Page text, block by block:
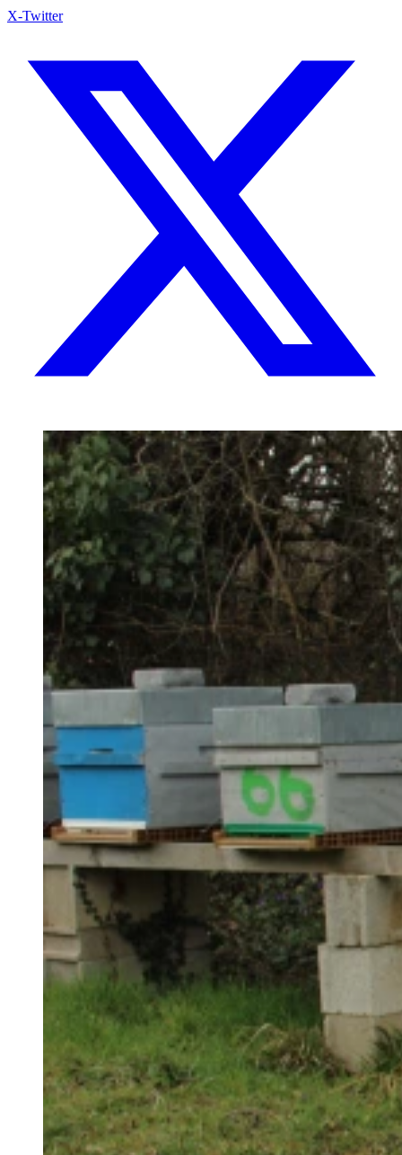
X-Twitter